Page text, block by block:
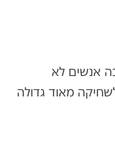
אנשים לא
מאוד גדולה